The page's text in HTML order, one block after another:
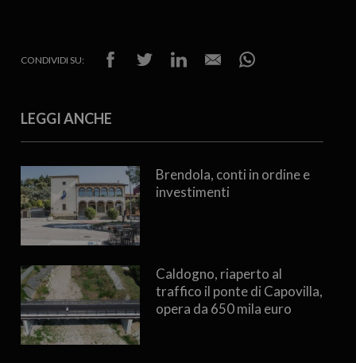
CONDIVIDI SU:
LEGGI ANCHE
Brendola, conti in ordine e
investimenti
Caldogno, riaperto al
traffico il ponte di Capovilla,
opera da 650 mila euro